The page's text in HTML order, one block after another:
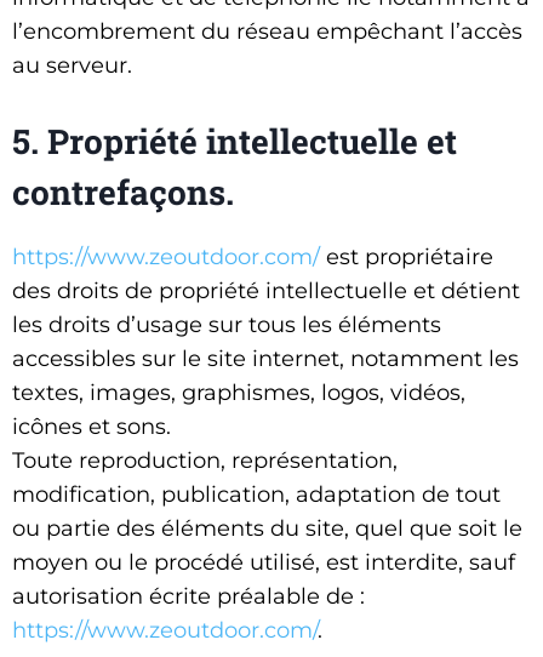
l’encombrement du réseau empêchant l’accès
au serveur.
5. Propriété intellectuelle et
contrefaçons.
https://www.zeoutdoor.com/ est propriétaire
des droits de propriété intellectuelle et détient
les droits d’usage sur tous les éléments
accessibles sur le site internet, notamment les
textes, images, graphismes, logos, vidéos,
icônes et sons.
Toute reproduction, représentation,
modification, publication, adaptation de tout
ou partie des éléments du site, quel que soit le
moyen ou le procédé utilisé, est interdite, sauf
autorisation écrite préalable de :
https://www.zeoutdoor.com/.